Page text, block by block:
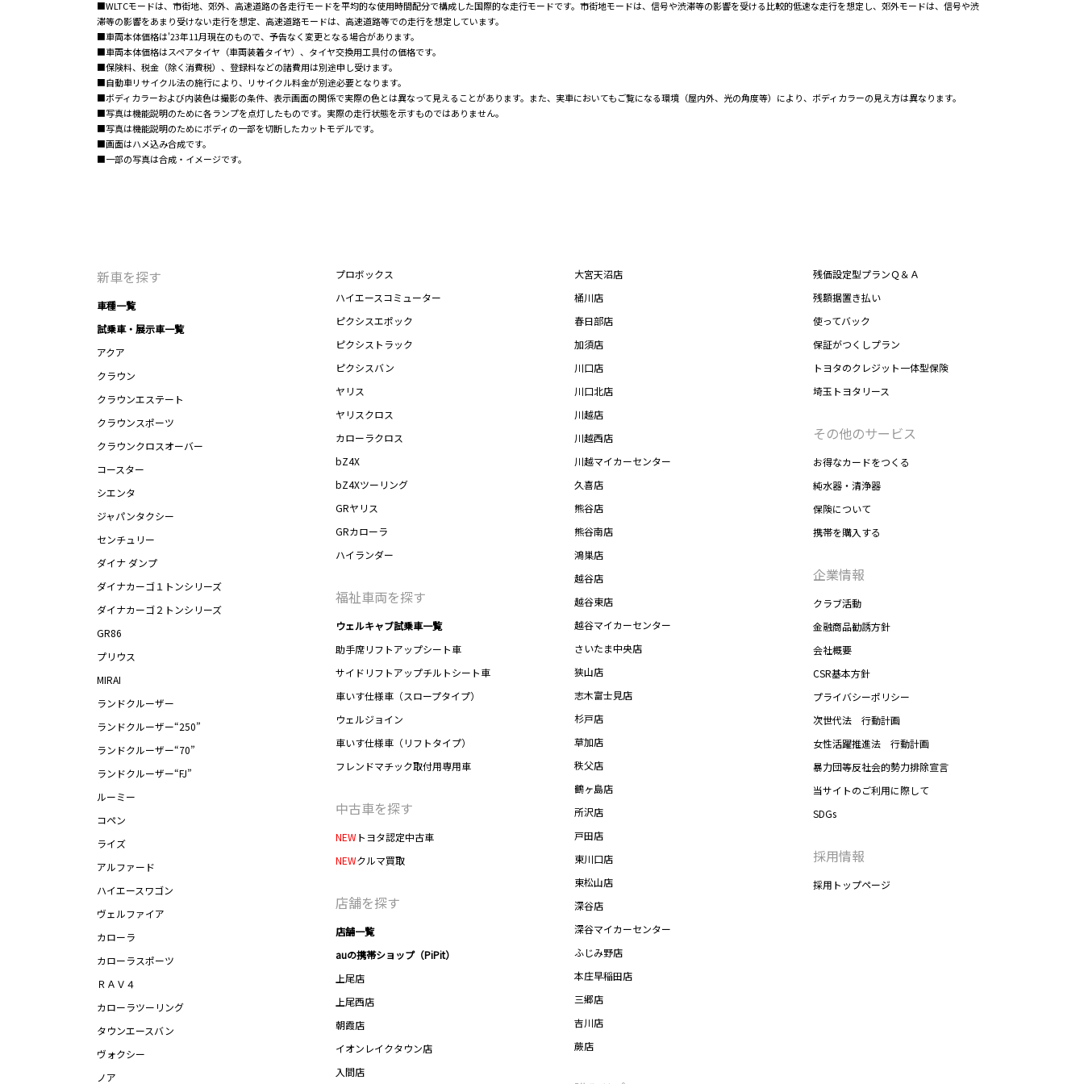
■WLTCモードは、市街地、郊外、高速道路の各走行モードを平均的な使用時間配分で構成した国際的な走行モードです。市街地モードは、信号や渋滞等の影響を受ける比較的低速な走行を想定し、郊外モードは、信号や渋
滞等の影響をあまり受けない走行を想定、高速道路モードは、高速道路等での走行を想定しています。
■車両本体価格は'23年11月現在のもので、予告なく変更となる場合があります。
■車両本体価格はスペアタイヤ（車両装着タイヤ）、タイヤ交換用工具付の価格です。
■保険料、税金（除く消費税）、登録料などの諸費用は別途申し受けます。
■自動車リサイクル法の施行により、リサイクル料金が別途必要となります。
■ボディカラーおよび内装色は撮影の条件、表示画面の関係で実際の色とは異なって見えることがあります。また、実車においてもご覧になる環境（屋内外、光の角度等）により、ボディカラーの見え方は異なります。
■写真は機能説明のために各ランプを点灯したものです。実際の走行状態を示すものではありません。
■写真は機能説明のためにボディの一部を切断したカットモデルです。
■画面はハメ込み合成です。
■一部の写真は合成・イメージです。
新車を探す
車種一覧
試乗車・展示車一覧
アクア
クラウン
クラウンエステート
クラウンスポーツ
クラウンクロスオーバー
コースター
シエンタ
ジャパンタクシー
センチュリー
ダイナ ダンプ
ダイナカーゴ１トンシリーズ
ダイナカーゴ２トンシリーズ
GR86
プリウス
MIRAI
ランドクルーザー
ランドクルーザー“250”
ランドクルーザー“70”
ランドクルーザー“FJ”
ルーミー
コペン
ライズ
アルファード
ハイエースワゴン
ヴェルファイア
カローラ
カローラスポーツ
ＲＡＶ４
カローラツーリング
タウンエースバン
ヴォクシー
ノア
プロボックス
ハイエースコミューター
ピクシスエポック
ピクシストラック
ピクシスバン
ヤリス
ヤリスクロス
カローラクロス
bZ4X
bZ4Xツーリング
GRヤリス
GRカローラ
ハイランダー
福祉車両を探す
ウェルキャブ試乗車一覧
助手席リフトアップシート車
サイドリフトアップチルトシート車
車いす仕様車（スロープタイプ）
ウェルジョイン
車いす仕様車（リフトタイプ）
フレンドマチック取付用専用車
中古車を探す
NEWトヨタ認定中古車
NEWクルマ買取
店舗を探す
店舗一覧
auの携帯ショップ（PiPit）
上尾店
上尾西店
朝霞店
イオンレイクタウン店
入間店
大宮天沼店
桶川店
春日部店
加須店
川口店
川口北店
川越店
川越西店
川越マイカーセンター
久喜店
熊谷店
熊谷南店
鴻巣店
越谷店
越谷東店
越谷マイカーセンター
さいたま中央店
狭山店
志木富士見店
杉戸店
草加店
秩父店
鶴ヶ島店
所沢店
戸田店
東川口店
東松山店
深谷店
深谷マイカーセンター
ふじみ野店
本庄早稲田店
三郷店
吉川店
蕨店
残価設定型プランＱ＆Ａ
残額据置き払い
使ってバック
保証がつくしプラン
トヨタのクレジット一体型保険
埼玉トヨタリース
その他のサービス
お得なカードをつくる
純水器・清浄器
保険について
携帯を購入する
企業情報
クラブ活動
金融商品勧誘方針
会社概要
CSR基本方針
プライバシーポリシー
次世代法 行動計画
女性活躍推進法 行動計画
暴力団等反社会的勢力排除宣言
当サイトのご利用に際して
SDGs
採用情報
採用トップページ